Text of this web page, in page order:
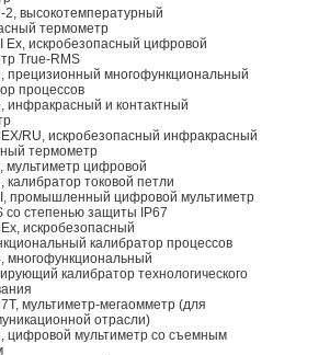
2, высокотемпературный
термометр
Ex, искробезопасный цифровой
True-RMS
прецизионный многофункциональный
процессов
инфракрасный и контактный
RU, искробезопасный инфракрасный
термометр
мультиметр цифровой
калибратор токовой петли
промышленный цифровой мультиметр
со степенью защиты IP67
искробезопасный
калибратор процессов
многофункциональный
калибратор технологического
мультиметр-мегаомметр (для
отрасли)
цифровой мультиметр со съемным